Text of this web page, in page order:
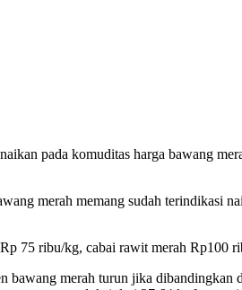
pada komuditas harga bawang
merah memang sudah terindikasi
75 ribu/kg, cabai rawit merah Rp100
merah turun jika